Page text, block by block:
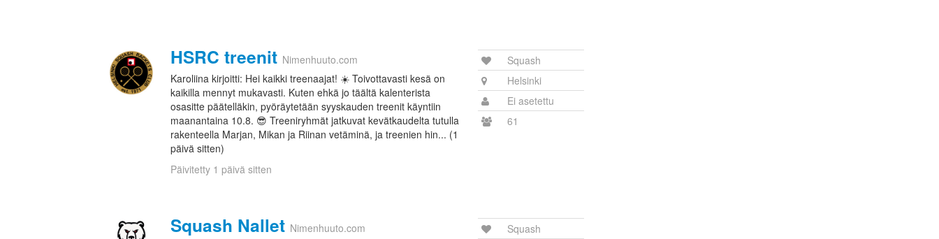
HSRC treenit Nimenhuuto.com
Karoliina kirjoitti: Hei kaikki treenaajat! ☀️ Toivottavasti kesä on
kaikilla mennyt mukavasti. Kuten ehkä jo täältä kalenterista
osasitte päätelläkin, pyöräytetään syyskauden treenit käyntiin
maanantaina 10.8. 😎 Treeniryhmät jatkuvat kevätkaudelta tutulla
rakenteella Marjan, Mikan ja Riinan vetäminä, ja treenien hin... (1
päivä sitten)
Päivitetty 1 päivä sitten
Squash
Helsinki
Ei asetettu
61
Squash Nallet Nimenhuuto.com
Squash